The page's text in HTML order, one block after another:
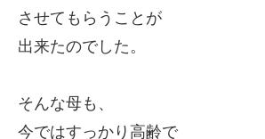
させてもらうことが
出来たのでした。
そんな母も、
今ではすっかり高齢で